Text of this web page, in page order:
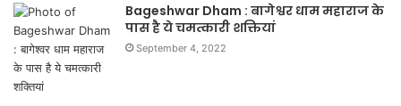
Bageshwar Dham : बागेश्वर धाम महाराज के
पास है ये चमत्कारी शक्तियां
September 4, 2022